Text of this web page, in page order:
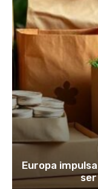
Europa